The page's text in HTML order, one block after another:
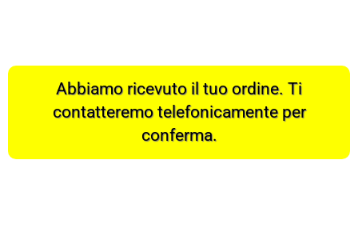
Abbiamo ricevuto il tuo ordine. Ti
contatteremo telefonicamente per
conferma.